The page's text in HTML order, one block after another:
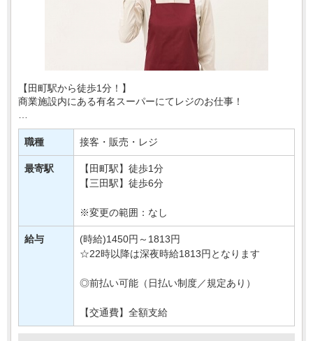
【田町駅から徒歩1分！】
商業施設内にある有名スーパーにてレジのお仕事！
あなたには、レジでの商品の清算や、
買い物かごの片付けなどをおまかせ♪
とってもシンプルなお仕事なので
はじめてさんでも安心・・・
職種 接客・販売・レジ
最寄駅
【田町駅】徒歩1分
【三田駅】徒歩6分
※変更の範囲：なし
給与
(時給)1450円～1813円
☆22時以降は深夜時給1813円となります
◎前払い可能（日払い制度／規定あり）
【交通費】全額支給